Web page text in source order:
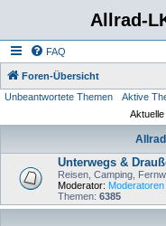
Allrad-
FAQ
Foren-Übersicht
Unbeantwortete Themen
Aktive
Unterwegs &
Reisen, Camping,
Moderator: Moderatoren
Themen: 6385